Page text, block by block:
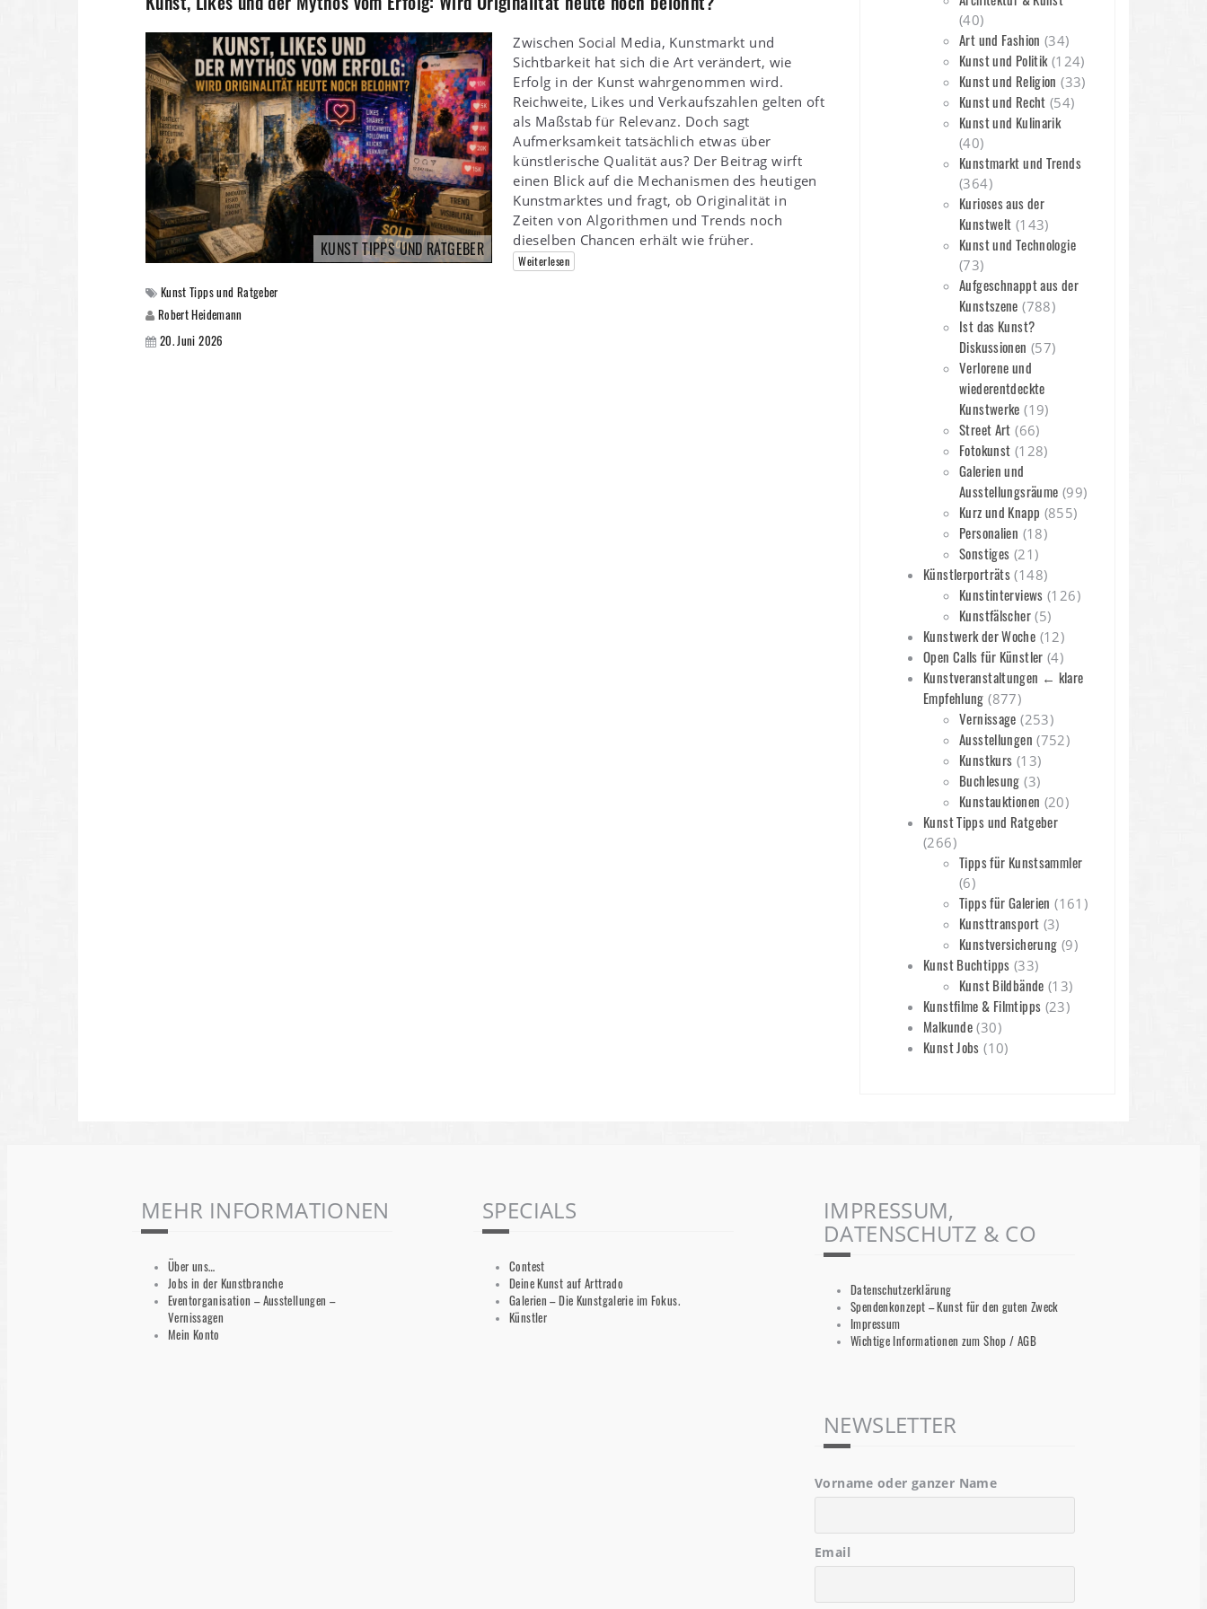
KUNST TIPPS UND RATGEBER
Zwischen Social Media, Kunstmarkt und
Sichtbarkeit hat sich die Art verändert, wie
Erfolg in der Kunst wahrgenommen wird.
Reichweite, Likes und Verkaufszahlen gelten oft
als Maßstab für Relevanz. Doch sagt
Aufmerksamkeit tatsächlich etwas über
künstlerische Qualität aus? Der Beitrag wirft
einen Blick auf die Mechanismen des heutigen
Kunstmarktes und fragt, ob Originalität in
Zeiten von Algorithmen und Trends noch
dieselben Chancen erhält wie früher.
Weiterlesen
Kunst Tipps und Ratgeber
Robert Heidemann
20. Juni 2026
(40)
Art und Fashion (34)
Kunst und Politik(124)
Kunst und Religion (33)
Kunst und Recht (54)
Kunst und Kulinarik
(40)
Kunstmarkt und Trends
(364)
Kurioses aus der
Kunstwelt (143)
Kunst und Technologie
(73)
Aufgeschnappt aus der
Kunstszene (788)
Ist das Kunst?
Diskussionen (57)
Verlorene und
wiederentdeckte
Kunstwerke (19)
Street Art (66)
Fotokunst (128)
Galerien und
Ausstellungsräume (99)
Kurz und Knapp (855)
Personalien (18)
Sonstiges (21)
Künstlerporträts (148)
Kunstinterviews (126)
Kunstfälscher(5)
Kunstwerk der Woche (12)
Open Calls für Künstler (4)
Kunstveranstaltungen ← klare
Empfehlung (877)
Vernissage (253)
Ausstellungen (752)
Kunstkurs (13)
Buchlesung (3)
Kunstauktionen (20)
Kunst Tipps und Ratgeber
(266)
Tipps für Kunstsammler
(6)
Tipps für Galerien (161)
Kunsttransport (3)
Kunstversicherung (9)
Kunst Buchtipps (33)
Kunst Bildbände (13)
Kunstfilme & Filmtipps (23)
Malkunde (30)
Kunst Jobs (10)
MEHR INFORMATIONEN
Über uns…
Jobs in der Kunstbranche
Eventorganisation – Ausstellungen –
Vernissagen
Mein Konto
SPECIALS
Contest
Deine Kunst auf Arttrado
Galerien – Die Kunstgalerie im Fokus.
Künstler
IMPRESSUM,
DATENSCHUTZ & CO
Datenschutzerklärung
Spendenkonzept – Kunst für den guten Zweck
Impressum
Wichtige Informationen zum Shop / AGB
NEWSLETTER
Vorname oder ganzer Name
Email